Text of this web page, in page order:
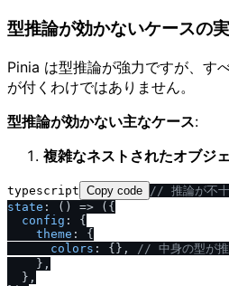
型推論が効かないケースの
Pinia は型推論が強力ですが、す
が付くわけではありません。
型推論が効かない主なケース:
複雑なネストされたオブジ
typescript Copy code // 推論が不
state : () => ({
config : {
theme : {
colors : {}, // 中身の型が
    },
  },